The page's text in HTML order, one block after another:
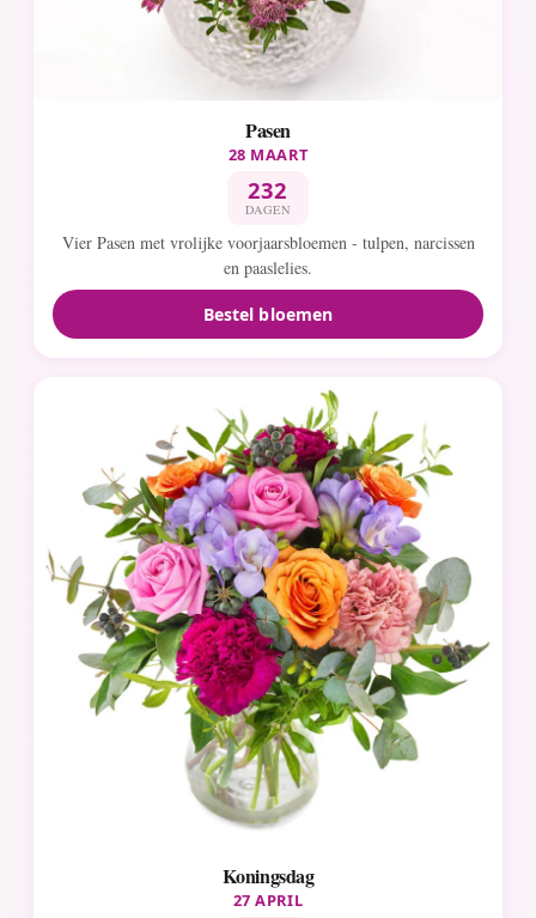
Pasen
28 MAART
232
DAGEN
Vier Pasen met vrolijke voorjaarsbloemen - tulpen, narcissen
en paaslelies.
Bestel bloemen
Koningsdag
27 APRIL